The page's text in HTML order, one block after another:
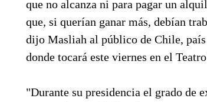
que no alcanza ni para pagar un
que, si querían ganar más, debían
dijo Masliah al público de Chile, país
donde tocará este viernes en el
"Durante su presidencia el grado de